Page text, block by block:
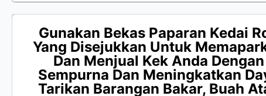
Gunakan Bekas Paparan Kedai
Yang Disejukkan Untuk
Dan Menjual Kek Anda Dengan
Sempurna Dan Meningkatkan
Tarikan Barangan Bakar, Buah